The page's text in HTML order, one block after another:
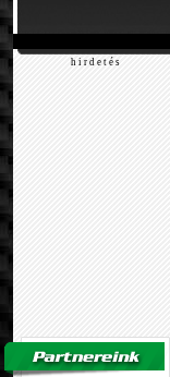
h i r d e t é s